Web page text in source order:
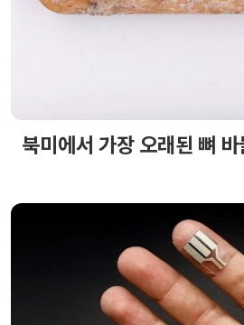
북미에서 가장 오래된 뼈